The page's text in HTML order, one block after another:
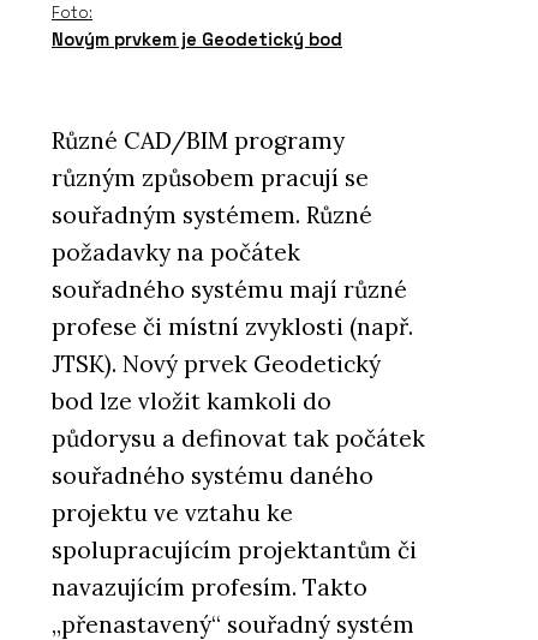
Foto:
Novým prvkem je Geodetický bod
Různé CAD/BIM programy
různým způsobem pracují se
souřadným systémem. Různé
požadavky na počátek
souřadného systému mají různé
profese či místní zvyklosti (např.
JTSK). Nový prvek Geodetický
bod lze vložit kamkoli do
půdorysu a definovat tak počátek
souřadného systému daného
projektu ve vztahu ke
spolupracujícím projektantům či
navazujícím profesím. Takto
„přenastavený“ souřadný systém